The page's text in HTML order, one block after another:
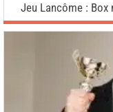
Jeu Lancôme : Box